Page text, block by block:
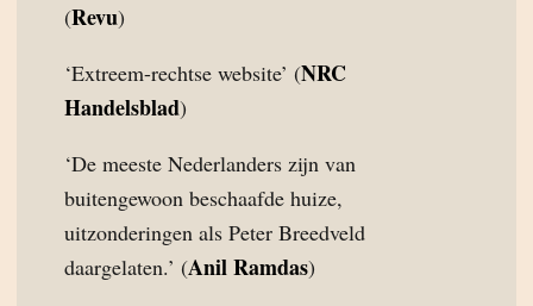
(Revu)
‘Extreem-rechtse website’ (NRC
Handelsblad)
‘De meeste Nederlanders zijn van
buitengewoon beschaafde huize,
uitzonderingen als Peter Breedveld
daargelaten.’ (Anil Ramdas)